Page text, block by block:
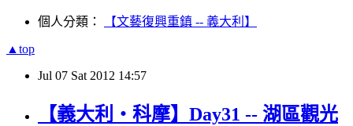
個人分類： 【文藝復興重鎮 -- 義大利】
▲top
Jul 07 Sat 2012 14:57
【義大利‧科摩】Day31 -- 湖區觀光